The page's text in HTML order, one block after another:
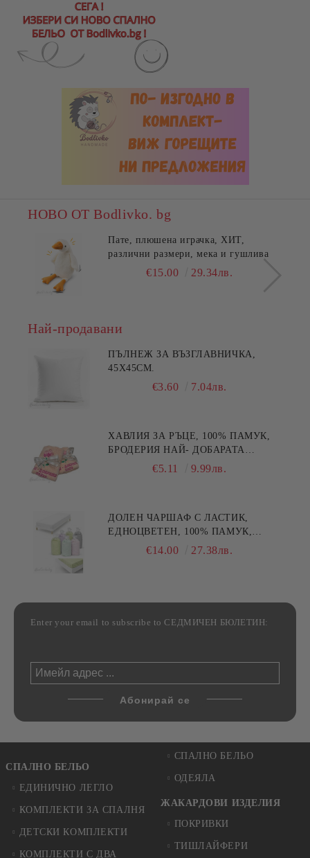
НОВО ОТ Bodlivko. bg
Пате, плюшена играчка, ХИТ,
различни размери, мека и гушлива
€15.00 29.34лв.
Най-продавани
ПЪЛНЕЖ ЗА ВЪЗГЛАВНИЧКА,
45X45СМ.
€3.60 7.04лв.
ХАВЛИЯ ЗА РЪЦЕ, 100% ПАМУК,
БРОДЕРИЯ НАЙ- ДОБАРАТА
МАЙКА/БАБА , РАЗМЕР:
€5.11 9.99лв.
ДОЛЕН ЧАРШАФ С ЛАСТИК,
ЕДНОЦВЕТЕН, 100% ПАМУК,
РАЗЛИЧНИ РАЗМЕРИ
€14.00 27.38лв.
Enter your email to subscribe to СЕДМИЧЕН БЮЛЕТИН:
СПАЛНО БЕЛЬО
ЕДИНИЧНО ЛЕГЛО
КОМПЛЕКТИ ЗА СПАЛНЯ
ДЕТСКИ КОМПЛЕКТИ
КОМПЛЕКТИ С ДВА
СПАЛНО БЕЛЬО
ОДЕЯЛА
ЖАКАРДОВИ ИЗДЕЛИЯ
ПОКРИВКИ
ТИШЛАЙФЕРИ